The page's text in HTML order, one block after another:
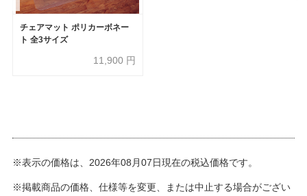
チェアマット ポリカーボネー
ト 全3サイズ
11,900 円
※表示の価格は、2026年08月07日現在の税込価格です。
※掲載商品の価格、仕様等を変更、または中止する場合がござい